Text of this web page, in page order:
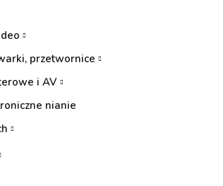
przetwornice
i AV
nianie